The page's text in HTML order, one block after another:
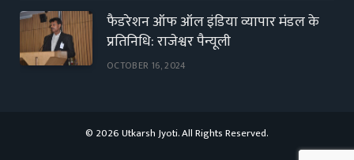
फैडरेशन ऑफ ऑल इंडिया व्यापार मंडल के
प्रतिनिधि: राजेश्वर पैन्यूली
OCTOBER 16, 2024
© 2026 Utkarsh Jyoti. All Rights Reserved.